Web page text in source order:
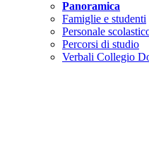
Panoramica
Famiglie e studenti
Personale
Percorsi di studio
Verbali Collegio